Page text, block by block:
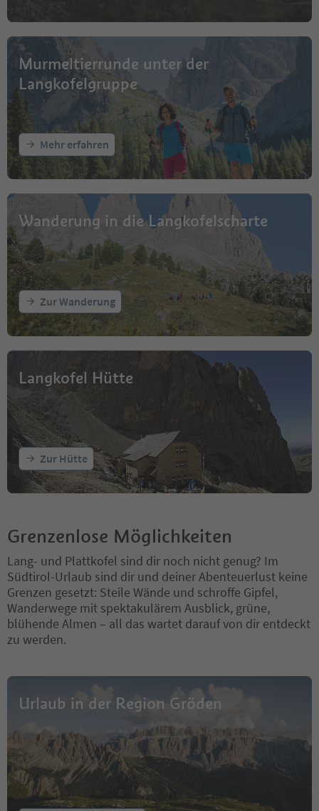
Murmeltierrunde unter der
Langkofelgruppe
Mehr erfahren
Wanderung in die Langkofelscharte
Zur Wanderung
Langkofel Hütte
Zur Hütte
Grenzenlose Möglichkeiten
Lang- und Plattkofel sind dir noch nicht genug? Im
Südtirol-Urlaub sind dir und deiner Abenteuerlust keine
Grenzen gesetzt: Steile Wände und schroffe Gipfel,
Wanderwege mit spektakulärem Ausblick, grüne,
blühende Almen – all das wartet darauf von dir entdeckt
zu werden.
Urlaub in der Region Gröden